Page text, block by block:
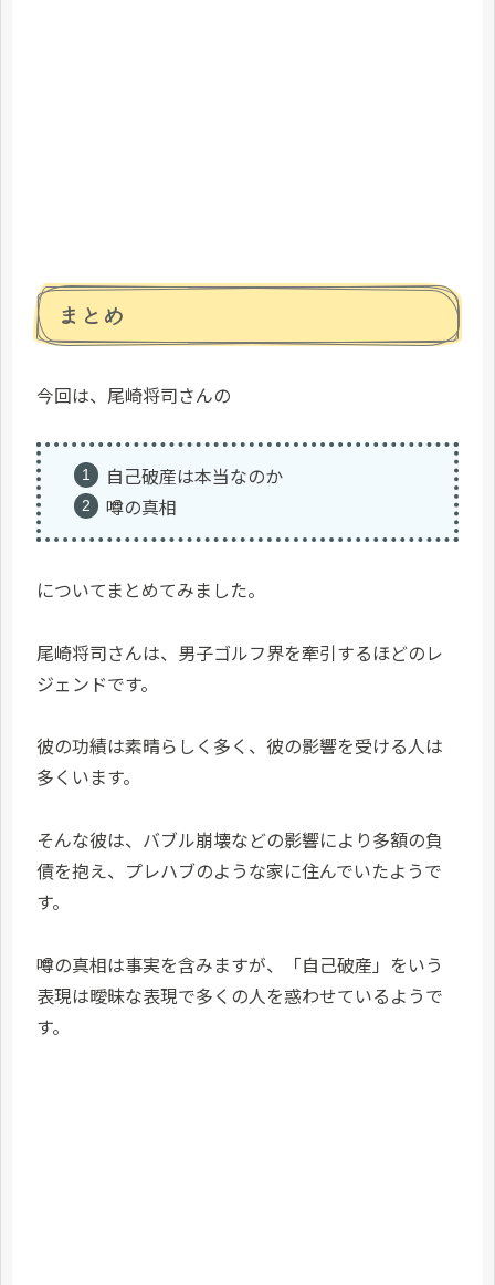
まとめ
今回は、尾崎将司さんの
自己破産は本当なのか
噂の真相
についてまとめてみました。
尾崎将司さんは、男子ゴルフ界を牽引するほどのレ
ジェンドです。
彼の功績は素晴らしく多く、彼の影響を受ける人は
多くいます。
そんな彼は、バブル崩壊などの影響により多額の負
債を抱え、プレハブのような家に住んでいたようで
す。
噂の真相は事実を含みますが、「自己破産」をいう
表現は曖昧な表現で多くの人を惑わせているようで
す。